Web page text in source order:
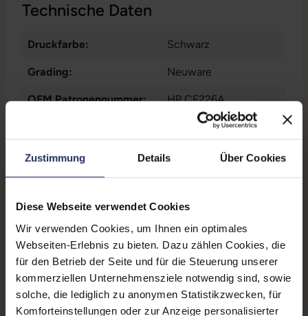
Zustimmung Details Über Cookies
Diese Webseite verwendet Cookies
Wir verwenden Cookies, um Ihnen ein optimales
Webseiten-Erlebnis zu bieten. Dazu zählen Cookies, die
für den Betrieb der Seite und für die Steuerung unserer
kommerziellen Unternehmensziele notwendig sind, sowie
solche, die lediglich zu anonymen Statistikzwecken, für
Komforteinstellungen oder zur Anzeige personalisierter
Technische Daten
Druckfarbe: Schwarz
Grading: Neuware
OEM Patronennummer: HP CF226A
Produkttyp: Tonerkartusche
Zustand: Neu
ungefähre Druckleistung: 3.100 Seiten
Laserjet Pro M 402 d
Laserjet Pro M 402 dn
Laserjet Pro M 402
, Laserjet Pro M
, Laserjet Pro M
Mehr anzeigen
Partnerprogramm: Nein